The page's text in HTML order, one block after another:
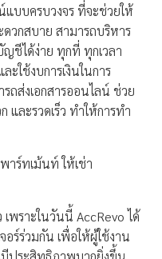
บบครบวงจร ที่จะช่วยให้
วกสบาย สามารถบริหาร
ญชีได้ง่าย ทุกที่ ทุกเวลา
ะใช้งบการเงินในการ
ถส่งเอกสารออนไลน์ ช่วย
และรวดเร็ว ทำให้การทำ
ร์ทเม้นท์ ให้เช่า
เพราะในวันนี้ AccRevo ได้
ร์ร่วมกัน เพื่อให้ผู้ใช้งาน